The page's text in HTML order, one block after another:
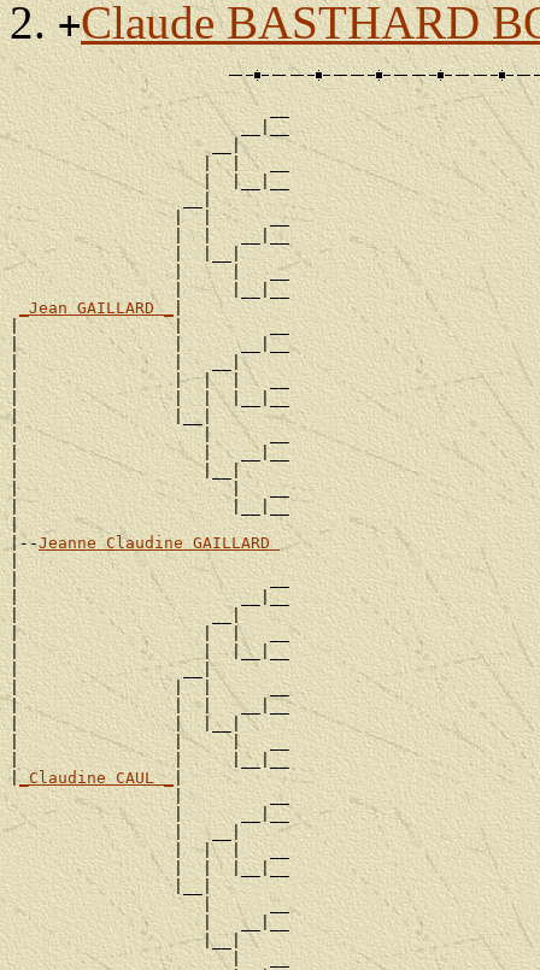
+Claude BASTHARD
                           __
                        __|__
                     __|
                    |  |   __
                    |  |__|__
                  __|
                 |  |      __
                 |  |   __|__
                 |  |__|
                 |     |   __
                 |     |__|__
_Jean GAILLARD _
|                |         __
|                |      __|__
|                |   __|
|                |  |  |   __
|                |  |  |__|__
|                |__|
|                   |      __
|                   |   __|__
|                   |__|
|                      |   __
|                      |__|__
|
|--Jeanne Claudine GAILLARD
|
|                          __
|                       __|__
|                    __|
|                   |  |   __
|                   |  |__|__
|                 __|
|                |  |      __
|                |  |   __|__
|                |  |__|
|                |     |   __
|                |     |__|__
|_Claudine CAUL _ |
                 |         __
                 |      __|__
                 |   __|
                 |  |  |   __
                 |  |  |__|__
                 |__|
                    |      __
                    |   __|__
                    |__|
                       |   __